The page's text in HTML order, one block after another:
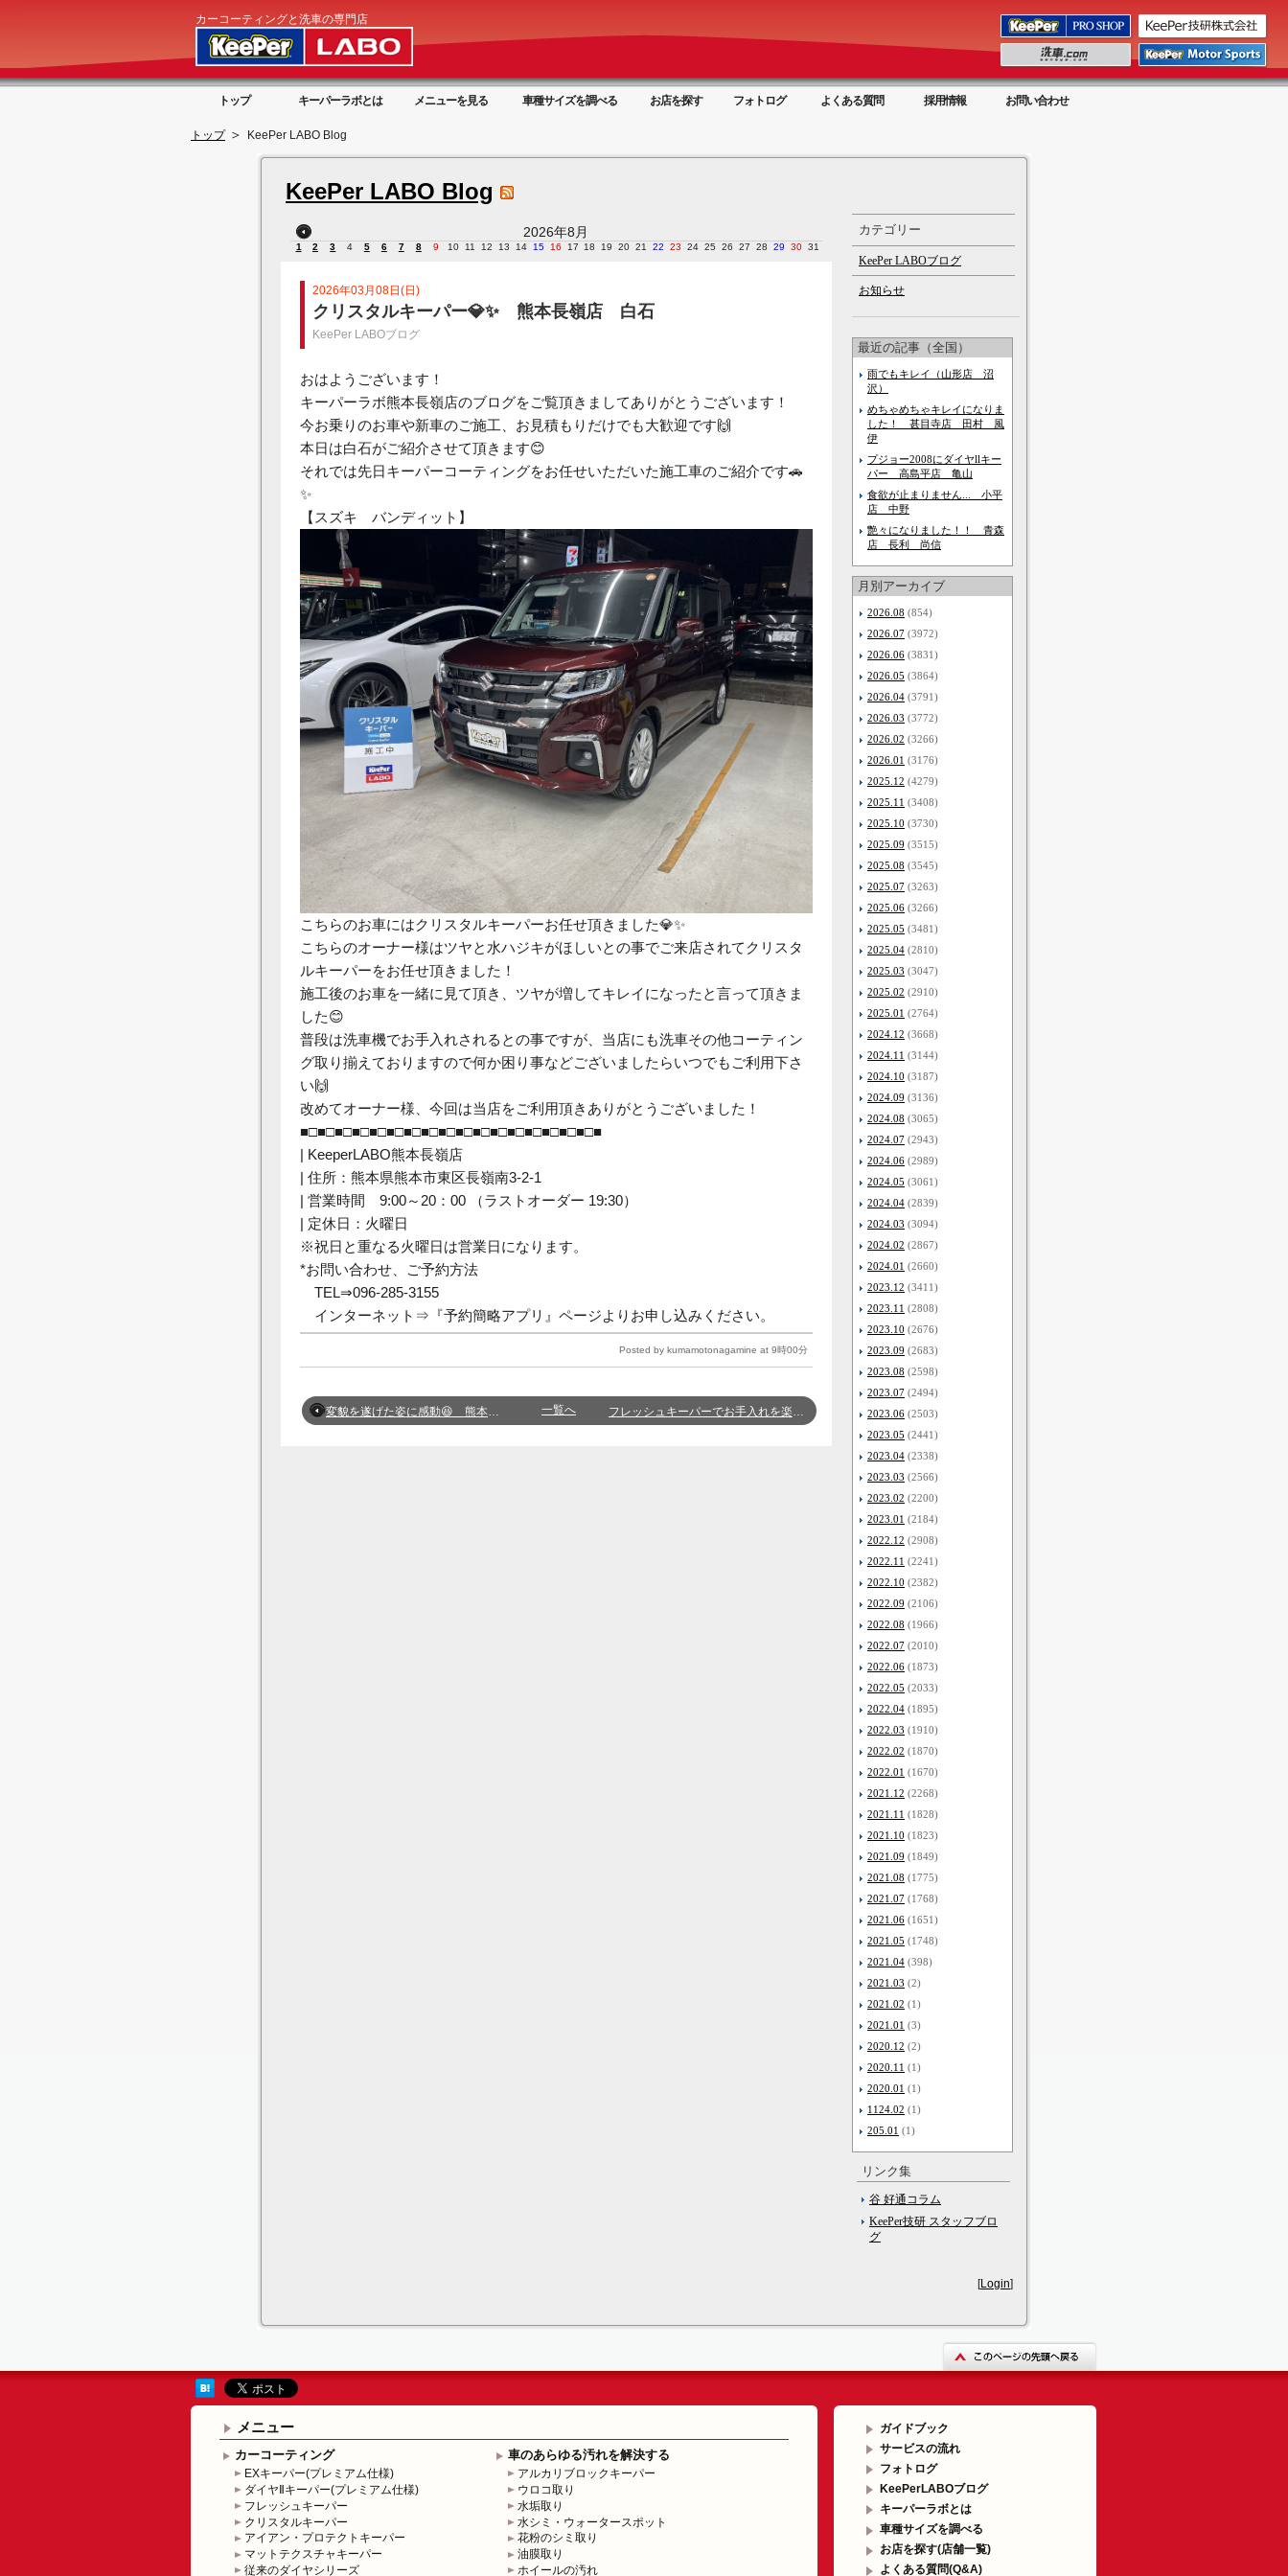
カーコーティングと洗車の専門店
トップ キーパーラボとは メニューを見る 車種サイズを調べる お店を探す フォトログ よくある質問 採用情報 お問い合わせ
トップ KeePer LABO Blog
KeePer LABO Blog
2026年8月
1 2 3 4 5 6 7 8 9 10 11 12 13 14 15 16 17 18 19 20 21 22 23 24 25 26 27 28 29 30 31
2026年03月08日(日)
クリスタルキーパー💎✨ 熊本長嶺店 白石
KeePer LABOブログ
おはようございます！
キーパーラボ熊本長嶺店のブログをご覧頂きましてありがとうございます！
今お乗りのお車や新車のご施工、お見積もりだけでも大歓迎です🙌
本日は白石がご紹介させて頂きます😊
それでは先日キーパーコーティングをお任せいただいた施工車のご紹介です🚗
✨
【スズキ バンディット】
こちらのお車にはクリスタルキーパーお任せ頂きました💎✨
こちらのオーナー様はツヤと水ハジキがほしいとの事でご来店されてクリスタ
ルキーパーをお任せ頂きました！
施工後のお車を一緒に見て頂き、ツヤが増してキレイになったと言って頂きま
した😊
普段は洗車機でお手入れされるとの事ですが、当店にも洗車その他コーティン
グ取り揃えておりますので何か困り事などございましたらいつでもご利用下さ
い🙌
改めてオーナー様、今回は当店をご利用頂きありがとうございました！
■□■□■□■□■□■□■□■□■□■□■□■□■□■□■□■□■□■
| KeeperLABO熊本長嶺店
| 住所：熊本県熊本市東区長嶺南3-2-1
| 営業時間 9:00～20：00 （ラストオーダー 19:30）
| 定休日：火曜日
※祝日と重なる火曜日は営業日になります。
*お問い合わせ、ご予約方法
TEL⇒096-285-3155
インターネット⇒『予約簡略アプリ』ページよりお申し込みください。
Posted by kumamotonagamine at 9時00分
変貌を遂げた姿に感動😆 熊本長嶺店 西山 一覧へ フレッシュキーパーでお手入れを楽に！ 熊本長嶺店 白石
カテゴリー
KeePer LABOブログ
お知らせ
最近の記事（全国）
雨でもキレイ（山形店 沼
沢）
めちゃめちゃキレイになりま
した！ 甚目寺店 田村 風
伊
プジョー2008にダイヤllキー
パー 高島平店 亀山
食欲が止まりません... 小平
店 中野
艶々になりました！！ 青森
店 長利 尚信
月別アーカイブ
2026.08 (854)
2026.07 (3972)
2026.06 (3831)
2026.05 (3864)
2026.04 (3791)
2026.03 (3772)
2026.02 (3266)
2026.01 (3176)
2025.12 (4279)
2025.11 (3408)
2025.10 (3730)
2025.09 (3515)
2025.08 (3545)
2025.07 (3263)
2025.06 (3266)
2025.05 (3481)
2025.04 (2810)
2025.03 (3047)
2025.02 (2910)
2025.01 (2764)
2024.12 (3668)
2024.11 (3144)
2024.10 (3187)
2024.09 (3136)
2024.08 (3065)
2024.07 (2943)
2024.06 (2989)
2024.05 (3061)
2024.04 (2839)
2024.03 (3094)
2024.02 (2867)
2024.01 (2660)
2023.12 (3411)
2023.11 (2808)
2023.10 (2676)
2023.09 (2683)
2023.08 (2598)
2023.07 (2494)
2023.06 (2503)
2023.05 (2441)
2023.04 (2338)
2023.03 (2566)
2023.02 (2200)
2023.01 (2184)
2022.12 (2908)
2022.11 (2241)
2022.10 (2382)
2022.09 (2106)
2022.08 (1966)
2022.07 (2010)
2022.06 (1873)
2022.05 (2033)
2022.04 (1895)
2022.03 (1910)
2022.02 (1870)
2022.01 (1670)
2021.12 (2268)
2021.11 (1828)
2021.10 (1823)
2021.09 (1849)
2021.08 (1775)
2021.07 (1768)
2021.06 (1651)
2021.05 (1748)
2021.04 (398)
2021.03 (2)
2021.02 (1)
2021.01 (3)
2020.12 (2)
2020.11 (1)
2020.01 (1)
1124.02 (1)
205.01 (1)
リンク集
谷 好通コラム
KeePer技研 スタッフブロ
グ
[Login]
メニュー
カーコーティング
EXキーパー(プレミアム仕様)
ダイヤⅡキーパー(プレミアム仕様)
フレッシュキーパー
クリスタルキーパー
アイアン・プロテクトキーパー
マットテクスチャキーパー
従来のダイヤシリーズ
車のあらゆる汚れを解決する
アルカリブロックキーパー
ウロコ取り
水垢取り
水シミ・ウォータースポット
花粉のシミ取り
油膜取り
ホイールの汚れ
ガイドブック
サービスの流れ
フォトログ
KeePerLABOブログ
キーパーラボとは
車種サイズを調べる
お店を探す(店舗一覧)
よくある質問(Q&A)